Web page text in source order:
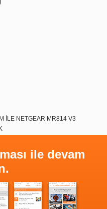
İLE NETGEAR MR814 V3
ile devam